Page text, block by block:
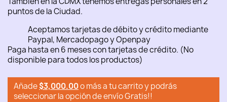
puntos de la Ciudad.
Aceptamos tarjetas de débito y crédito mediante
Paypal, Mercadopago y Openpay
Paga hasta en 6 meses con tarjetas de crédito. (No
disponible para todos los productos)
Añade$3,000.00o más a tu carrito y podrás
seleccionar la opción de envío Gratis!!